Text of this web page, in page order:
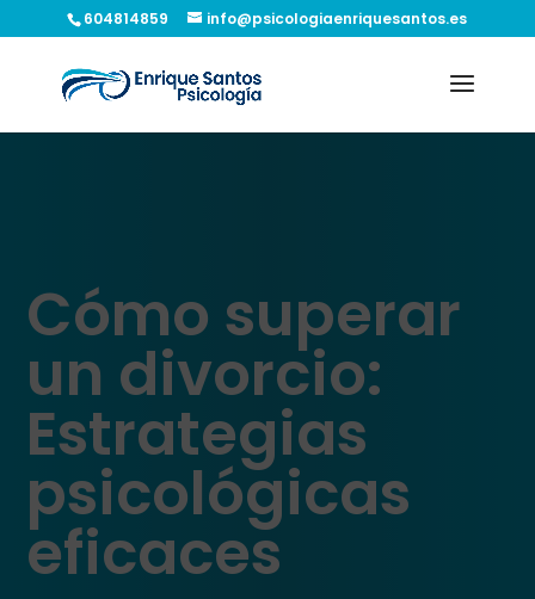
604814859 info@psicologiaenriquesantos.es
Cómo superar
un divorcio:
Estrategias
psicológicas
eficaces